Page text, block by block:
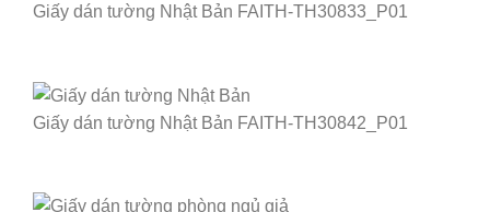
Giấy dán tường Nhật Bản FAITH-TH30833_P01
Giấy dán tường Nhật Bản FAITH-TH30842_P01